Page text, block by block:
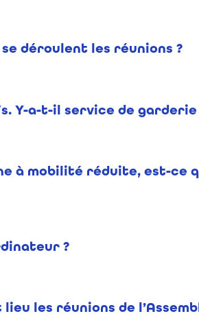
déroulent les réunions ?
Y-a-t-il service de garderie
à mobilité réduite, est-
?
les réunions de